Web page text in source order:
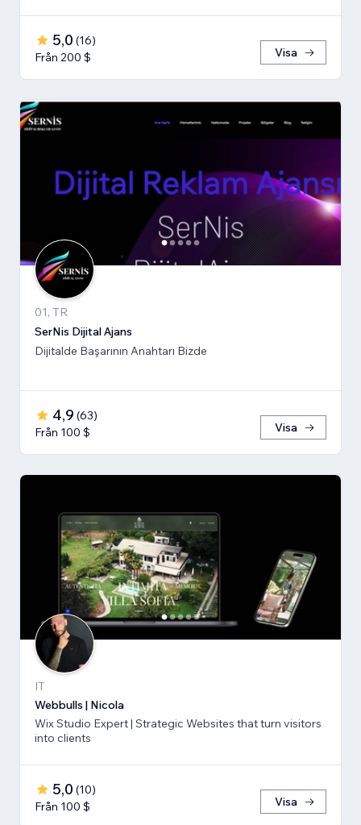
5,0 (16)
Från 200 $
Visa
01, TR
SerNis Dijital Ajans
Dijitalde Başarının Anahtarı Bizde
4,9 (63)
Från 100 $
Visa
IT
Webbulls | Nicola
Wix Studio Expert | Strategic Websites that turn visitors
into clients
5,0 (10)
Från 100 $
Visa